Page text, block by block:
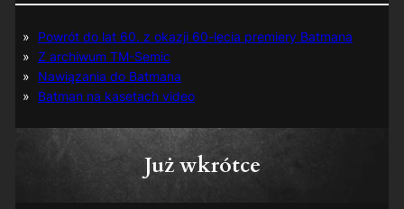
Powrót do lat 60. z okazji 60-lecia premiery Batmana
Z archiwum TM-Semic
Nawiązania do Batmana
Batman na kasetach video
Już wkrótce